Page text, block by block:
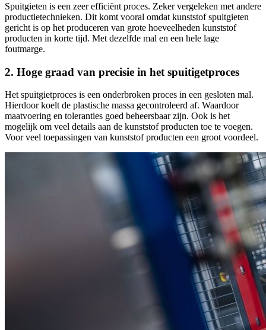
Spuitgieten is een zeer efficiënt proces. Zeker vergeleken met andere
productietechnieken. Dit komt vooral omdat kunststof spuitgieten
gericht is op het produceren van grote hoeveelheden kunststof
producten in korte tijd. Met dezelfde mal en een hele lage
foutmarge.
2. Hoge graad van precisie in het spuitigetproces
Het spuitgietproces is een onderbroken proces in een gesloten mal.
Hierdoor koelt de plastische massa gecontroleerd af. Waardoor
maatvoering en toleranties goed beheersbaar zijn. Ook is het
mogelijk om veel details aan de kunststof producten toe te voegen.
Voor veel toepassingen van kunststof producten een groot voordeel.